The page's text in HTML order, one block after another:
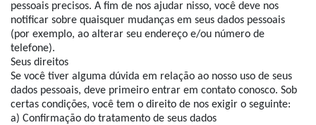
pessoais precisos. A fim de nos ajudar nisso, você deve nos
notificar sobre quaisquer mudanças em seus dados pessoais
(por exemplo, ao alterar seu endereço e/ou número de
telefone).
Seus direitos
Se você tiver alguma dúvida em relação ao nosso uso de seus
dados pessoais, deve primeiro entrar em contato conosco. Sob
certas condições, você tem o direito de nos exigir o seguinte:
a) Confirmação do tratamento de seus dados